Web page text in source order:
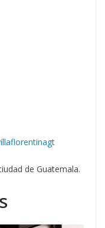
de Guatemala.